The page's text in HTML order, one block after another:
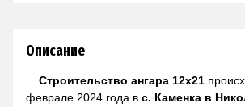
Описание
Строительство ангара 12х21
феврале 2024 года в с. Каменка в